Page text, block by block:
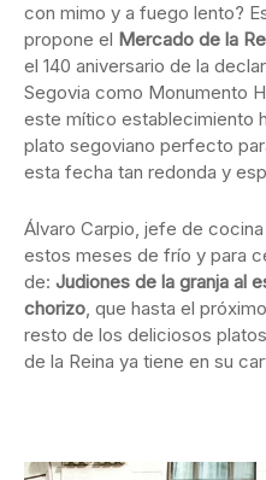
con mimo y a fuego lento?
propone el Mercado de la
el 140 aniversario de la
Segovia como Monumento
este mítico establecimiento
plato segoviano perfecto
esta fecha tan redonda y
Álvaro Carpio, jefe de
estos meses de frío y para
de: Judiones de la granja al
chorizo, que hasta el
resto de los deliciosos
de la Reina ya tiene en su